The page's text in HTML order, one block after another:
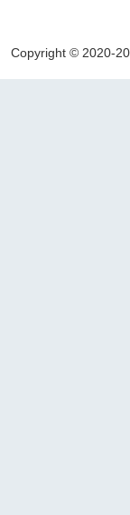
Copyright © 2020-